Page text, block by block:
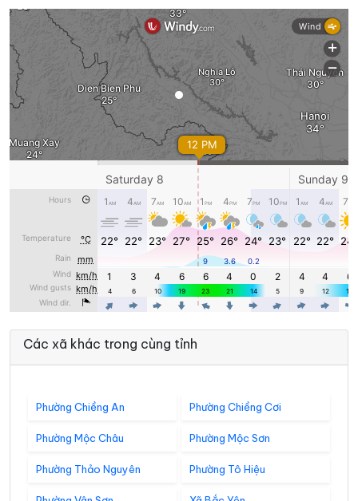
Các xã khác trong cùng tỉnh
Phường Chiềng An Phường Chiềng Cơi
Phường Mộc Châu Phường Mộc Sơn
Phường Thảo Nguyên Phường Tô Hiệu